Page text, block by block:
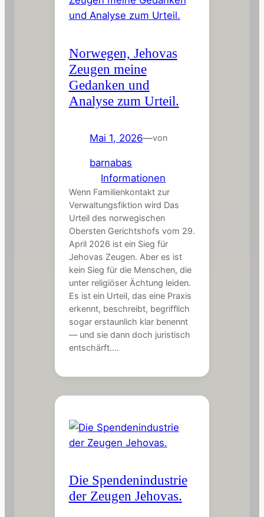
Norwegen, Jehovas
Zeugen meine
Gedanken und
Analyse zum Urteil.
Mai 1, 2026—von
barnabas
Informationen
Wenn Familienkontakt zur
Verwaltungsfiktion wird Das
Urteil des norwegischen
Obersten Gerichtshofs vom 29.
April 2026 ist ein Sieg für
Jehovas Zeugen. Aber es ist
kein Sieg für die Menschen, die
unter religiöser Ächtung leiden.
Es ist ein Urteil, das eine Praxis
erkennt, beschreibt, begrifflich
sogar erstaunlich klar benennt
— und sie dann doch juristisch
entschärft.…
Die Spendenindustrie
der Zeugen Jehovas.